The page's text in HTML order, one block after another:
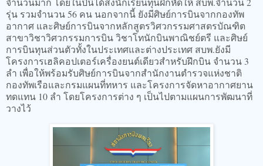
รุ่น รวมจำนวน 56 คน นอกจากนี้ ยังมีศิษย์การบินจากกองทัพ
อากาศ และศิษย์การบินจากหลักสูตรวิศวกรรมศาสตรบัณฑิต
สาขาวิชาวิศวกรรมการบิน วิชาโทนักบินพาณิชย์ตรี และศิษย์
การบินทุนส่วนตัวทั้งในประเทศและต่างประเทศ สบพ.ยังมี
โครงการเฮลิคอปเตอร์เครื่องยนต์เดียวสำหรับฝึกบิน จำนวน 3
ลำ เพื่อให้พร้อมรับศิษย์การบินจากสำนักงานตำรวจแห่งชาติ
กองทัพเรือและกรมแผนที่ทหาร และโครงการจัดหาอากาศยาน
ทดแทน 10 ลำ โดยโครงการต่าง ๆ เป็นไปตามแผนการพัฒนาที่
วางไว้